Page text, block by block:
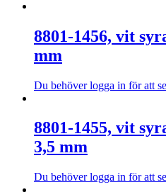
8801-1456, vit
mm
Du behöver logga in för att
produkten
har
flera
De
8801-1455, vit
3,5 mm
Du behöver logga in för att